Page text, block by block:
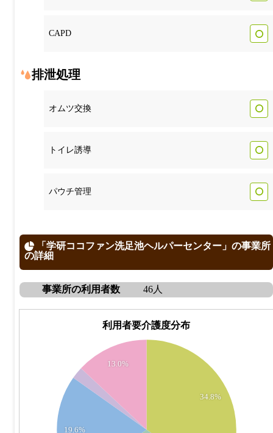
CAPD
排泄処理
オムツ交換
トイレ誘導
パウチ管理
「学研ココファン洗足池ヘルパーセンター」の事業所
の詳細
事業所の利用者数 46人
利用者要介護度分布
34.8%
19.6%
13.0%